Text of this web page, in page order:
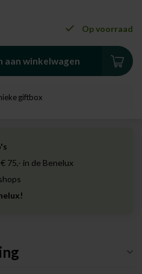
Op voorraad
aan winkelwagen
giftbox
75,- in de Benelux